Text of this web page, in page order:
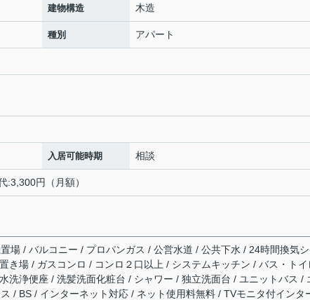
建物構造 木造
種別 アパート
入居可能時期 相談
:3,300円（月額）
場 / バルコニー / プロパンガス / 公営水道 / 公共下水 / 24時間換気シ
き場 / ガスコンロ / コンロ２口以上 / システムキッチン / バス・トイ
洗浄便座 / 洗髪洗面化粧台 / シャワー / 独立洗面台 / ユニットバス /
/ BS / インターネット対応 / ネット使用料無料 / TVモニタ付インタ